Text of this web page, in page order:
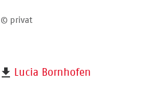
© privat
Lucia Bornhofen